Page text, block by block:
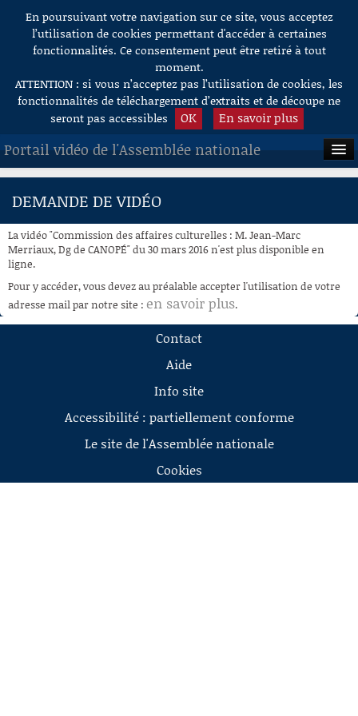
Aller au contenu
En poursuivant votre navigation sur ce site, vous acceptez
l’utilisation de cookies permettant d'accéder à certaines
fonctionnalités. Ce consentement peut être retiré à tout
moment.
ATTENTION : si vous n’acceptez pas l’utilisation de cookies, les
fonctionnalités de téléchargement d’extraits et de découpe ne
seront pas accessibles
OK En savoir plus
Portail vidéo de l'Assemblée nationale
ACCUEIL
À LA DEMANDE
RECHERCHE
AIDE À LA DÉCOUPE
DE VIDÉOS
DEMANDE DE VIDÉO
La vidéo "Commission des affaires culturelles : M. Jean-Marc
Merriaux, Dg de CANOPÉ" du 30 mars 2016 n'est plus disponible en
ligne.
Pour y accéder, vous devez au préalable accepter l'utilisation de votre
adresse mail par notre site : en savoir plus.
Contact
Aide
Info site
Accessibilité : partiellement conforme
Le site de l'Assemblée nationale
Cookies